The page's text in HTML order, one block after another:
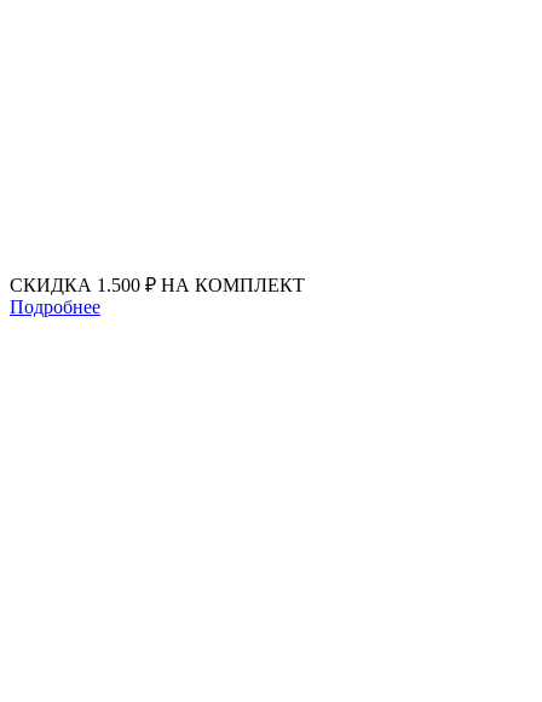
СКИДКА 1.500 ₽ НА КОМПЛЕКТ
Подробнее